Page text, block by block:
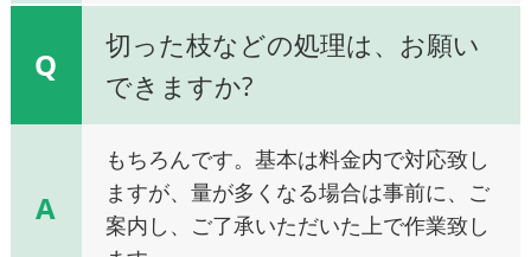
Q
切った枝などの処理は、お願い
できますか?
A
もちろんです。基本は料金内で対応致し
ますが、量が多くなる場合は事前に、ご
案内し、ご了承いただいた上で作業致し